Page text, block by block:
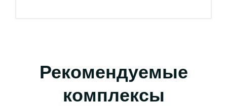
Рекомендуемые
комплексы